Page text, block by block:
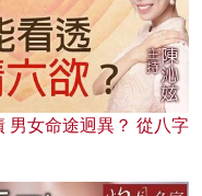
男女命途迥異？ 從八字